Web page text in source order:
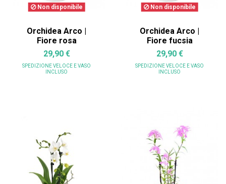
Non disponibile
Orchidea Arco |
Fiore rosa
29,90 €
SPEDIZIONE VELOCE E VASO
INCLUSO
Non disponibile
Orchidea Arco |
Fiore fucsia
29,90 €
SPEDIZIONE VELOCE E VASO
INCLUSO